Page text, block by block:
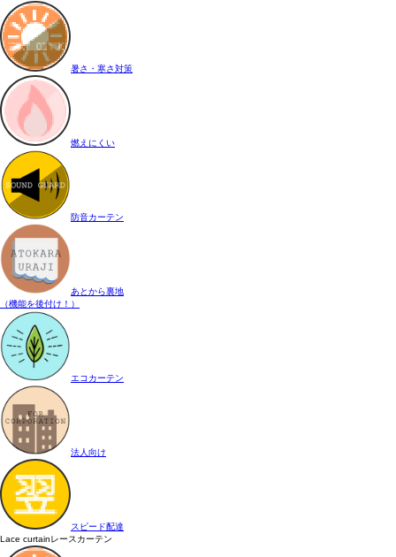
暑さ・寒さ対策
燃えにくい
防音カーテン
あとから裏地
（機能を後付け！）
エコカーテン
法人向け
スピード配達
Lace curtainレースカーテン